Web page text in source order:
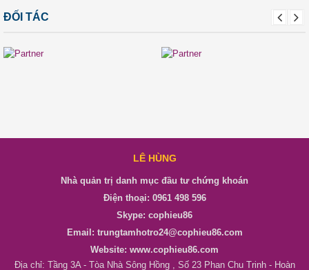
ĐỐI TÁC
LÊ HÙNG
Nhà quản trị danh mục đầu tư chứng khoán
Điện thoại: 0961 498 596
Skype: cophieu86
Email: trungtamhotro24@cophieu86.com
Website: www.cophieu86.com
Địa chỉ: Tầng 3A - Tòa Nhà Sông Hồng , Số 23 Phan Chu Trinh - Hoàn